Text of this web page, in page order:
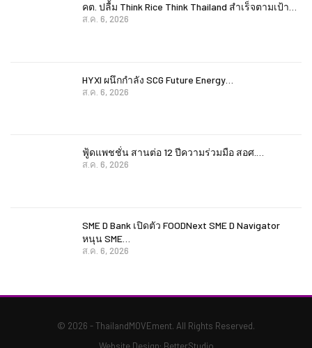
คต. ปลื้ม Think Rice Think Thailand สำเร็จตามเป้า…
ส.ค. 6, 2026
HYXI ผนึกกำลัง SCG Future Energy…
ส.ค. 6, 2026
ฟู้ดแพชชั่น สานต่อ 12 ปีความร่วมมือ สอศ.…
ส.ค. 6, 2026
SME D Bank เปิดตัว FOODNext SME D Navigator
หนุน SME…
ส.ค. 6, 2026
© 2026 - ThailandMOVEment. All Rights Reserved.